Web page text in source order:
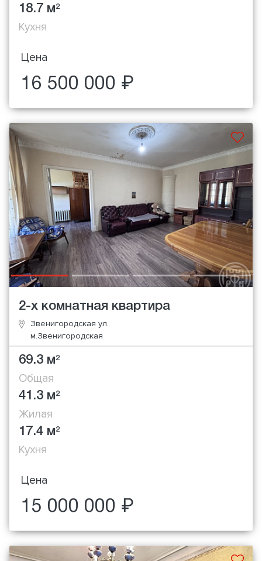
18.7 м2
Кухня
Цена
16 500 000 ₽
2-х комнатная квартира
Звенигородская ул.
м.Звенигородская
69.3 м2
Общая
41.3 м2
Жилая
17.4 м2
Кухня
Цена
15 000 000 ₽